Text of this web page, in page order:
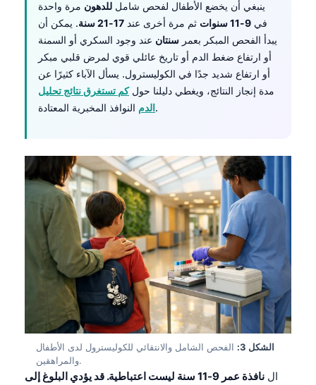
ينبغي أن يخضع الأطفال لفحص شامل للدهون مرة واحدة
في 9-11 سنوات ثم مرة أخرى عند 17-21 سنة
. يمكن أن
يبدأ الفحص المبكر بعمر سنتان عند وجود السكري أو السمنة
أو ارتفاع ضغط الدم أو تاريخ عائلي قوي لمرض قلبي مبكر
أو ارتفاع شديد جدًا في الكوليسترول. يسأل الآباء كثيرًا عن
مدة إنجاز النتائج، ويغطي دليلنا حولكم تستغرق نتائج تحليل
الدمالنوافذ المخبرية المعتادة.
الشكل 3:
الفحص الشامل والانتقائي للكوليسترول لدى الأطفال
والمراهقين.
ال نافذة عمر 9-11 سنة ليست اعتباطية. قد يؤدي البلوغ إلى